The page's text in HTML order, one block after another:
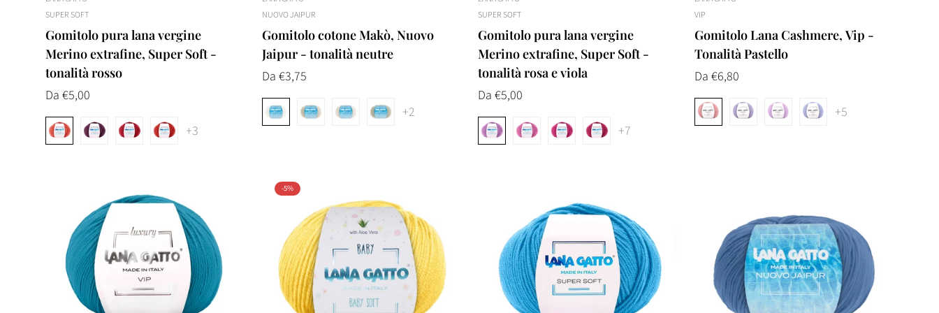
SUPER SOFT
Gomitolo pura lana vergine
Merino extrafine, Super Soft -
tonalità rosso
Prezzo
normale
Da €5,00
+3
NUOVO JAIPUR
Gomitolo cotone Makò, Nuovo
Jaipur - tonalità neutre
Prezzo
normale
Da €3,75
+2
SUPER SOFT
Gomitolo pura lana vergine
Merino extrafine, Super Soft -
tonalità rosa e viola
Prezzo
normale
Da €5,00
+7
VIP
Gomitolo Lana Cashmere, Vip -
Tonalità Pastello
Prezzo
normale
Da €6,80
+5
-5%